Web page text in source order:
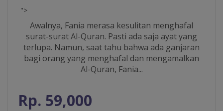
">
Awalnya, Fania merasa kesulitan menghafal
surat-surat Al-Quran. Pasti ada saja ayat yang
terlupa. Namun, saat tahu bahwa ada ganjaran
bagi orang yang menghafal dan mengamalkan
Al-Quran, Fania...
Rp. 59,000